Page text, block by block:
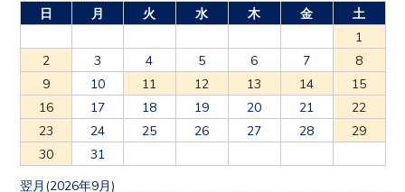
日
月 火 水 木 金
土
1
2
3 4 5 6 7
8
9
10 11 12 13 14
15
16
17 18 19 20 21
22
23
24 25 26 27 28
29
30
31
翌月(2026年9月)